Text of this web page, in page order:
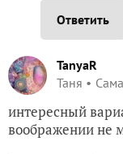
Ответить
TanyaR
Таня
интересный
воображении не